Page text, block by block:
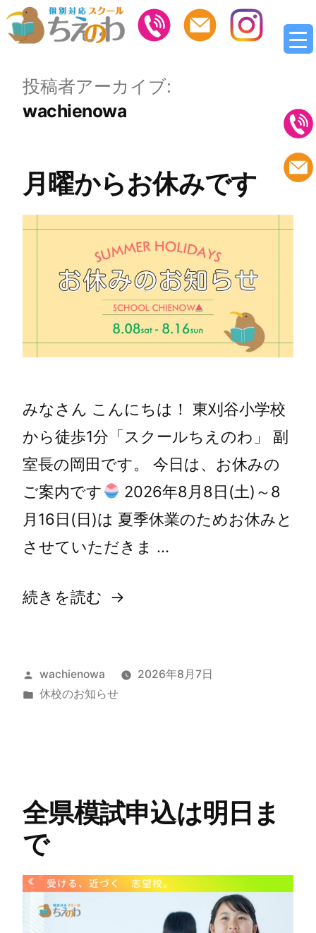
投稿者アーカイブ:
wachienowa
月曜からお休みです
みなさん こんにちは！ 東刈谷小学校
から徒歩1分「スクールちえのわ」 副
室長の岡田です。 今日は、お休みの
ご案内です
2026年8月8日(土)～8
月16日(日)は 夏季休業のためお休みと
させていただきま …
続きを読む
wachienowa
2026年8月7日
休校のお知らせ
全県模試申込は明日ま
で